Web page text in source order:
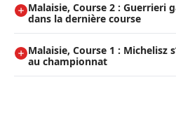
Malaisie, Course 2 : Guerrieri
dans la dernière course
Malaisie, Course 1 : Michelisz
au championnat